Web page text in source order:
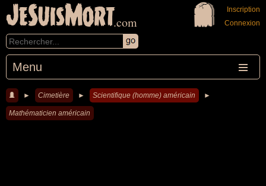
JeSuisMort.com
Menu
Inscription
Connexion
► Cimetière ► Scientifique (homme) américain ►
Mathématicien américain